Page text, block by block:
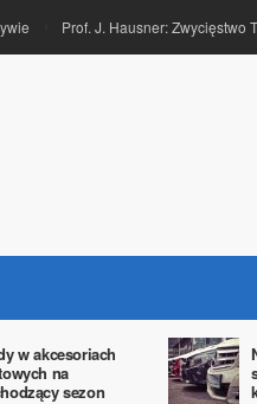
Prof. J. Hausner: Zwycięstwo
w akcesoriach
na
sezon​